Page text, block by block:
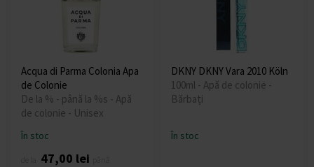
Acqua di Parma Colonia Apa
de Colonie
De la % - până la %s - Apă
de colonie - Unisex
În stoc
47,00 lei
DKNY DKNY Vara 2010 Köln
100ml - Apă de colonie -
Bărbați
În stoc